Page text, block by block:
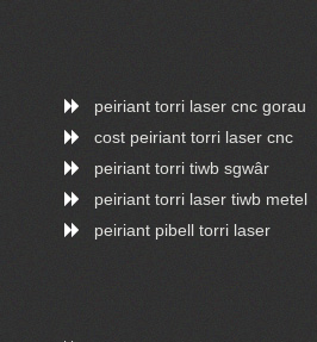
peiriant torri laser cnc gorau
cost peiriant torri laser cnc
peiriant torri tiwb sgwâr
peiriant torri laser tiwb metel
peiriant pibell torri laser